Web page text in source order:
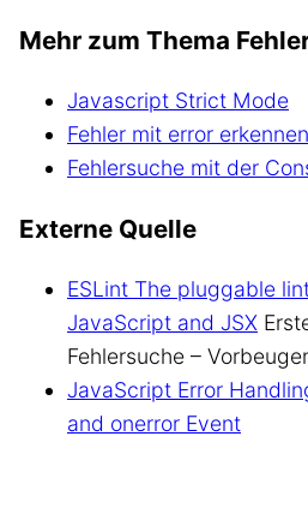
Mehr zum Thema
Javascript Strict Mode
Fehler mit error
Fehlersuche mit der
Externe Quelle
ESLint The pluggable
JavaScript and JSX
Fehlersuche –
JavaScript Error
and onerror Event